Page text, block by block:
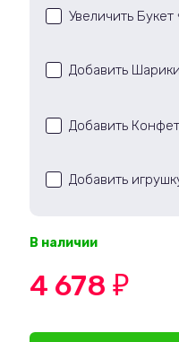
Увеличить
Добавить Шарики
Добавить
Добавить
В наличии
4 678 ₽